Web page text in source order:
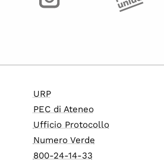
URP
PEC di Ateneo
Ufficio Protocollo
Numero Verde
800-24-14-33